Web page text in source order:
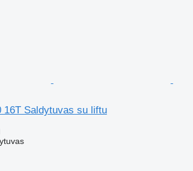
16T Saldytuvas su liftu